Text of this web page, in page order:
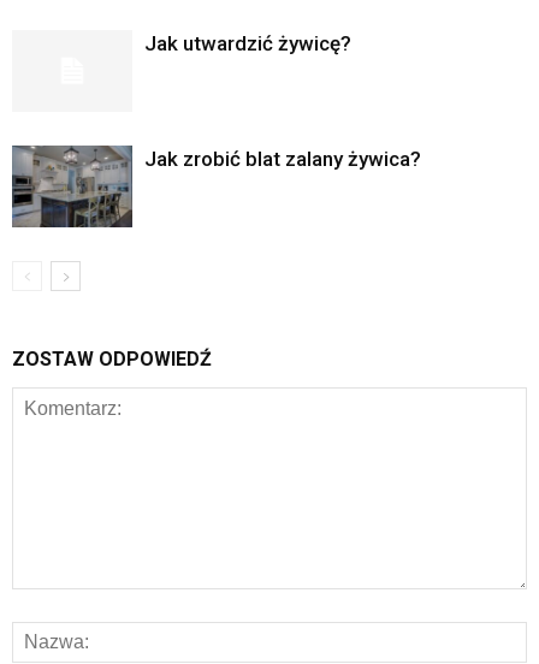
Jak utwardzić żywicę?
Jak zrobić blat zalany żywica?
ZOSTAW ODPOWIEDŹ